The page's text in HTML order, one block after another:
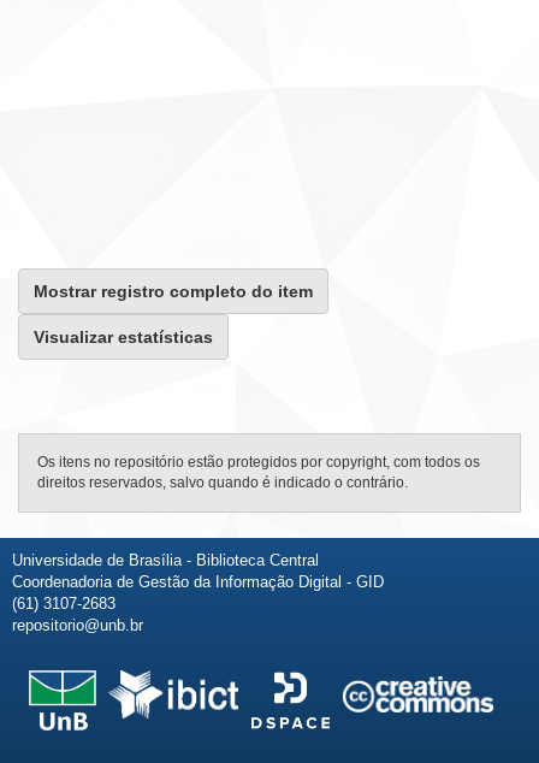
Mostrar registro completo do item
Visualizar estatísticas
Os itens no repositório estão protegidos por copyright, com todos os
direitos reservados, salvo quando é indicado o contrário.
Universidade de Brasília - Biblioteca Central
Coordenadoria de Gestão da Informação Digital - GID
(61) 3107-2683
repositorio@unb.br